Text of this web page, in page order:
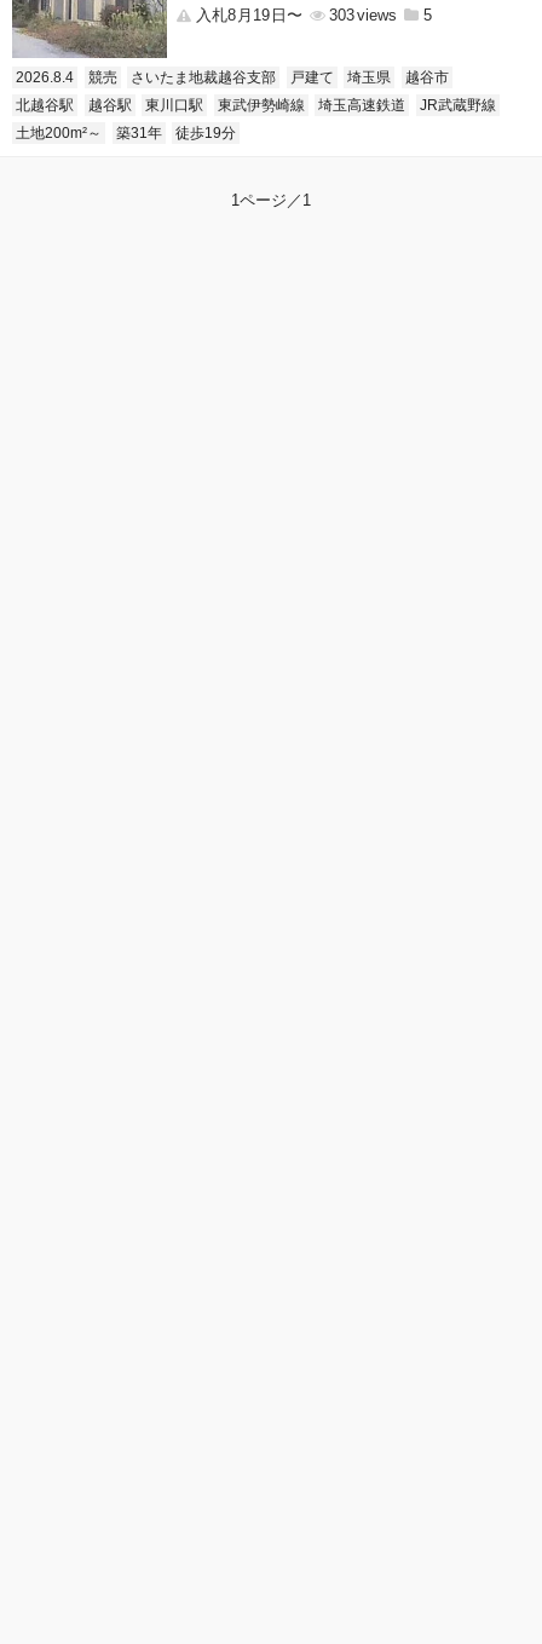
入札8月19日〜
303 5
2026.8.4 競売 さいたま地裁越谷支部 戸建て 埼玉県
越谷市
北越谷駅
越谷駅 東川口駅 東武伊勢崎線 埼玉高速鉄道
JR武蔵野線
土地200m²～
築31年 徒歩19分
1ページ／1